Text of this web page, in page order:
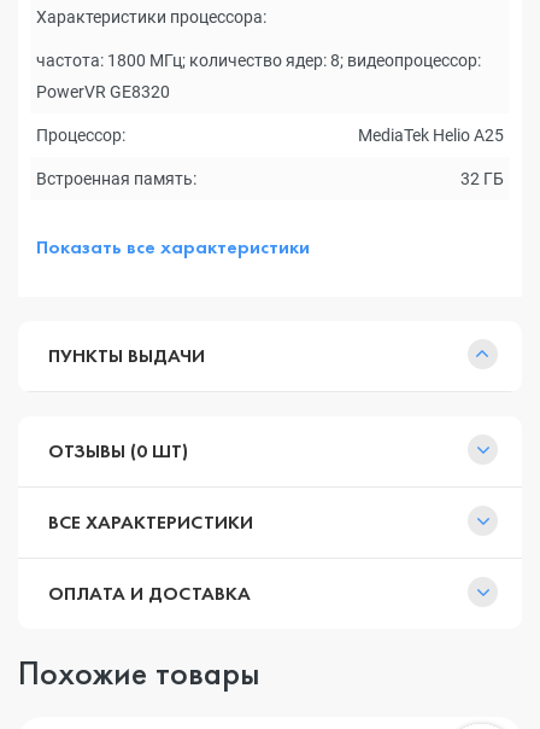
Характеристики процессора:
частота: 1800 МГц; количество ядер: 8; видеопроцессор:
PowerVR GE8320
Процессор: MediaTek Helio A25
Встроенная память: 32 ГБ
Показать все характеристики
ПУНКТЫ ВЫДАЧИ
ОТЗЫВЫ (0 ШТ)
ВСЕ ХАРАКТЕРИСТИКИ
ОПЛАТА И ДОСТАВКА
Похожие товары